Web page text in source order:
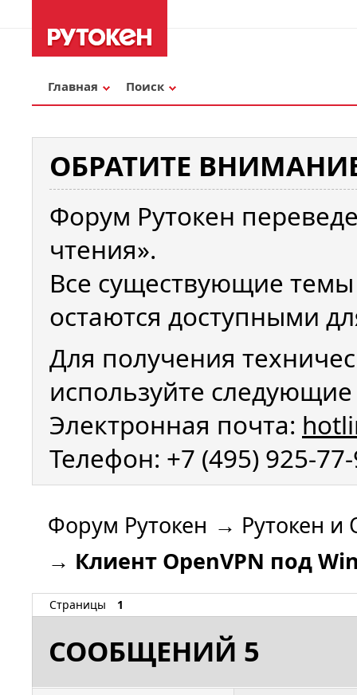
Главная Поиск
ОБРАТИТЕ
Форум Рутокен
чтения».
Все существующие
остаются доступными
Для получения
используйте
Электронная почта:
Телефон: +7 (495) 925-
Форум Рутокен → Рутокен и
→ Клиент OpenVPN под
Страницы 1
СООБЩЕНИЙ 5